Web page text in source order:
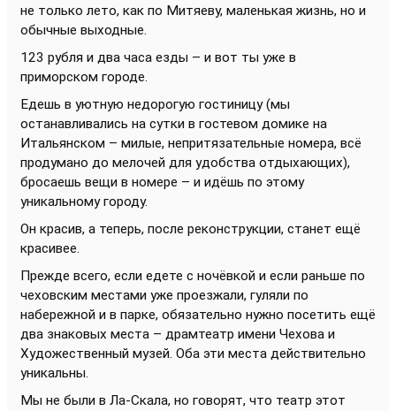
не только лето, как по Митяеву, маленькая жизнь, но и
обычные выходные.
123 рубля и два часа езды – и вот ты уже в
приморском городе.
Едешь в уютную недорогую гостиницу (мы
останавливались на сутки в гостевом домике на
Итальянском – милые, непритязательные номера, всё
продумано до мелочей для удобства отдыхающих),
бросаешь вещи в номере – и идёшь по этому
уникальному городу.
Он красив, а теперь, после реконструкции, станет ещё
красивее.
Прежде всего, если едете с ночёвкой и если раньше по
чеховским местами уже проезжали, гуляли по
набережной и в парке, обязательно нужно посетить ещё
два знаковых места – драмтеатр имени Чехова и
Художественный музей. Оба эти места действительно
уникальны.
Мы не были в Ла-Скала, но говорят, что театр этот